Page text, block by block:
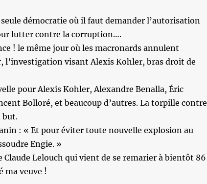
seule démocratie où il faut demander l’autorisation
lutter contre la corruption….
! le même jour où les macronards annulent
l’investigation visant Alexis Kohler, bras droit de
pour Alexis Kohler, Alexandre Benalla, Éric
Bolloré, et beaucoup d’autres. La torpille contre
but.
: « Et pour éviter toute nouvelle explosion au
Engie. »
Claude Lelouch qui vient de se remarier à bientôt 86
ma veuve !